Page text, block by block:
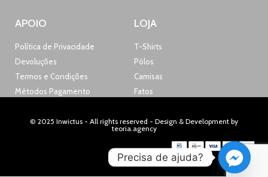
APOIO
Política de Privacidade
Devoluções
Termos e Condições
Métodos Pagamento
LOJA
T-Shirts
Pólos
Camisas
Fatos
© 2025 Inwictus - All rights reserved - Design & Development by
teoria.agency
Precisa de ajuda?